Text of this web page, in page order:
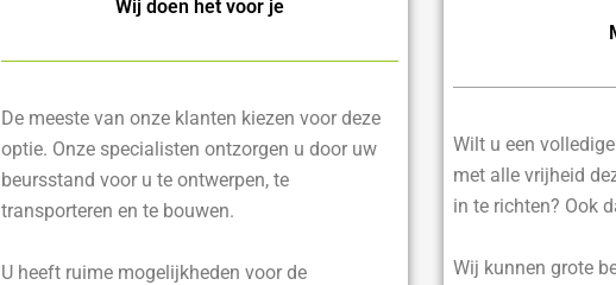
Wij doen het voor je
De meeste van onze klanten kiezen voor deze
optie. Onze specialisten ontzorgen u door uw
beursstand voor u te ontwerpen, te
transporteren en te bouwen.
U heeft ruime mogelijkheden voor de
Wilt u een
met alle vrijheid
in te richten? Ook
Wij kunnen grote